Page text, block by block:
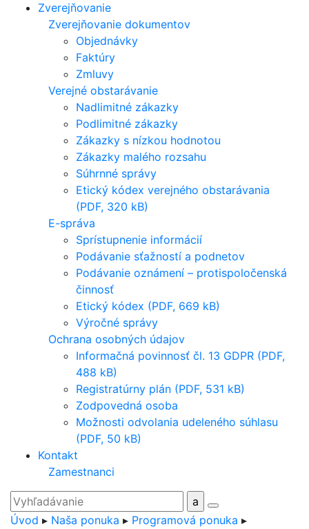
Zverejňovanie
Zverejňovanie dokumentov
Objednávky
Faktúry
Zmluvy
Verejné obstarávanie
Nadlimitné zákazky
Podlimitné zákazky
Zákazky s nízkou hodnotou
Zákazky malého rozsahu
Súhrnné správy
Etický kódex verejného obstarávania
(PDF, 320 kB)
E-správa
Sprístupnenie informácií
Podávanie sťažností a podnetov
Podávanie oznámení – protispoločenská
činnosť
Etický kódex (PDF, 669 kB)
Výročné správy
Ochrana osobných údajov
Informačná povinnosť čl. 13 GDPR (PDF,
488 kB)
Registratúrny plán (PDF, 531 kB)
Zodpovedná osoba
Možnosti odvolania udeleného súhlasu
(PDF, 50 kB)
Kontakt
Zamestnanci
Úvod ▸ Naša ponuka ▸ Programová ponuka ▸